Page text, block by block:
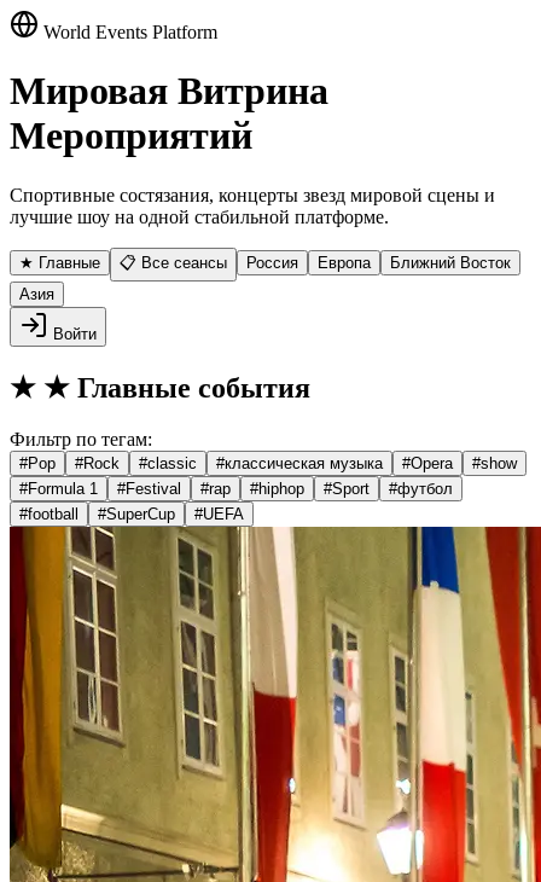
World Events Platform
Мировая Витрина
Мероприятий
Спортивные состязания, концерты звезд мировой сцены и
лучшие шоу на одной стабильной платформе.
★ Главные 📋 Все сеансы Россия Европа
Ближний Восток
Азия
Войти
★ ★ Главные события
Фильтр по тегам:
#Pop #Rock #classic #классическая музыка #Opera #show
#Formula 1 #Festival #rap #hiphop #Sport #футбол
#football #SuperCup #UEFA